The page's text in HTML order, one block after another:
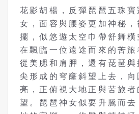
花影胡楊，反彈琵琶五珠寶
女，面容與腰姿更加神秘
擺，似悠遊太空巾帶舒舞橫
在飄臨一位遠途而來的苦旅
從美腮和肩胛，還有琵琶與
尖形成的穹窿斜望上去，
亮，正俯視大地正與苦旅者
望。琵琶神女似要升騰而去